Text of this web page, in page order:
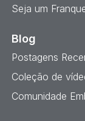
Seja um
Blog
Postagens
Coleção de
Comunidade